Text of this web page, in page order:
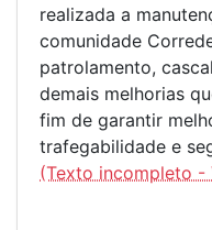
realizada a
comunidade
patrolamento,
demais melhorias
fim de garantir
trafegabilidade e